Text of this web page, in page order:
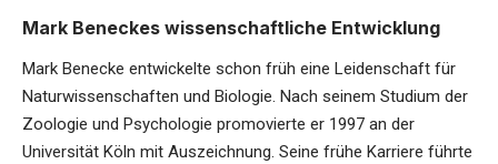
Mark Beneckes wissenschaftliche Entwicklung
Mark Benecke entwickelte schon früh eine Leidenschaft für
Naturwissenschaften und Biologie. Nach seinem Studium der
Zoologie und Psychologie promovierte er 1997 an der
Universität Köln mit Auszeichnung. Seine frühe Karriere führte